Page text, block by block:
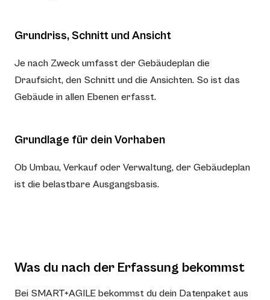
Grundriss, Schnitt und Ansicht
Je nach Zweck umfasst der Gebäudeplan die
Draufsicht, den Schnitt und die Ansichten. So ist das
Gebäude in allen Ebenen erfasst.
Grundlage für dein Vorhaben
Ob Umbau, Verkauf oder Verwaltung, der Gebäudeplan
ist die belastbare Ausgangsbasis.
Was du nach der Erfassung bekommst
Bei SMART+AGILE bekommst du dein Datenpaket aus